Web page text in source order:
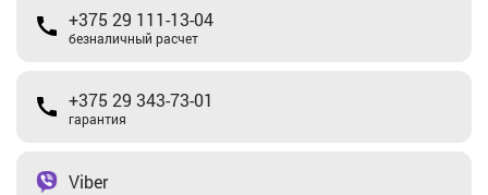
+375 29 111-13-04
безналичный расчет
+375 29 343-73-01
гарантия
Viber